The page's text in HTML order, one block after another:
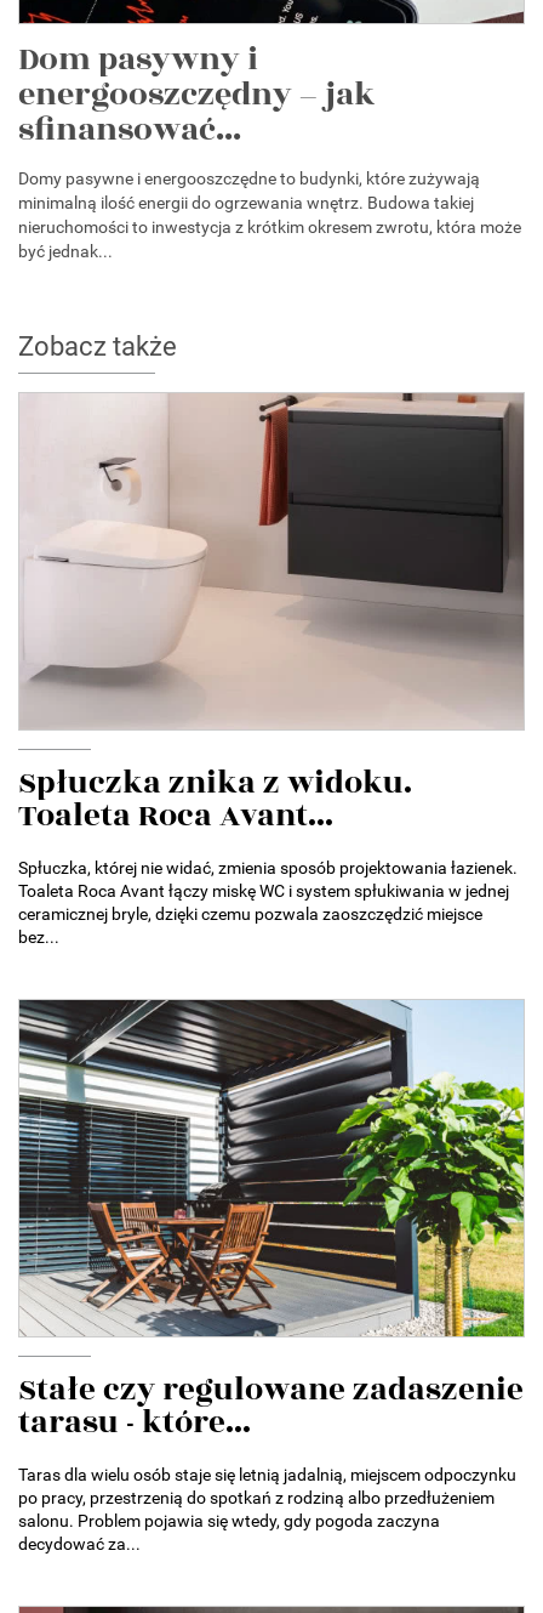
Dom pasywny i
energooszczędny – jak
sfinansować...
Domy pasywne i energooszczędne to budynki, które zużywają
minimalną ilość energii do ogrzewania wnętrz. Budowa takiej
nieruchomości to inwestycja z krótkim okresem zwrotu, która może
być jednak...
Zobacz także
Spłuczka znika z widoku.
Toaleta Roca Avant...
Spłuczka, której nie widać, zmienia sposób projektowania łazienek.
Toaleta Roca Avant łączy miskę WC i system spłukiwania w jednej
ceramicznej bryle, dzięki czemu pozwala zaoszczędzić miejsce
bez...
Stałe czy regulowane zadaszenie
tarasu - które...
Taras dla wielu osób staje się letnią jadalnią, miejscem odpoczynku
po pracy, przestrzenią do spotkań z rodziną albo przedłużeniem
salonu. Problem pojawia się wtedy, gdy pogoda zaczyna
decydować za...